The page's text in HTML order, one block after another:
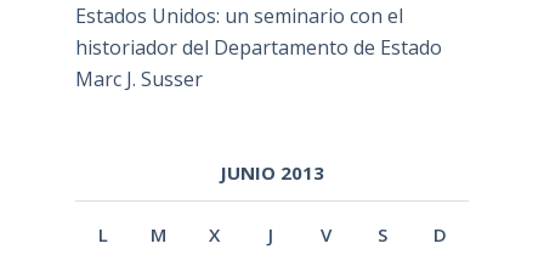
Estados Unidos: un seminario con el
historiador del Departamento de Estado
Marc J. Susser
JUNIO 2013
L M X J V S D